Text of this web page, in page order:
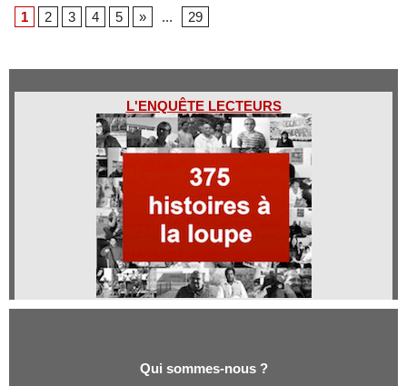
1
2 3 4 5 » ... 29
L'ENQUÊTE LECTEURS
Qui sommes-nous ?